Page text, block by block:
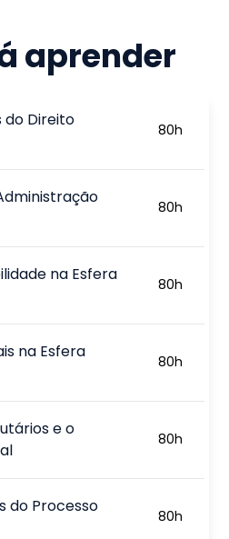
aprender
do Direito
80h
80h
na Esfera
80h
na Esfera
80h
e o
80h
do Processo
80h